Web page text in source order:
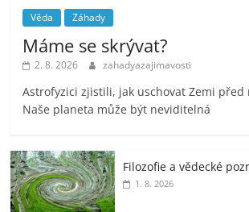
Věda Záhady
Máme se skrývat?
2. 8. 2026 zahadyazajimavosti
Astrofyzici zjistili, jak uschovat Zemi před
Naše planeta může být neviditelná
Filozofie a vědecké
1. 8. 2026